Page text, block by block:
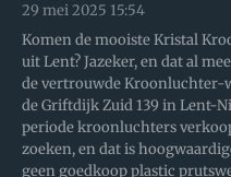
29 mei 2025 15:54
Komen de mooiste Kristal
uit Lent? Jazeker, en dat al
de vertrouwde Kroonluchter-
de Griftdijk Zuid 139 in Lent-
periode kroonluchters
zoeken, en dat is
geen goedkoop plastic